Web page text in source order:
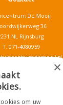
De Mooij
36
NL Rijnsburg
T. 071-4080959
onze App!
×
om uw